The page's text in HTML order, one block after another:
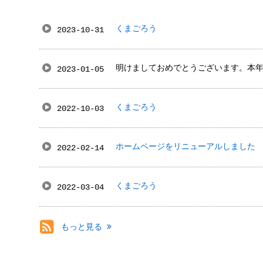
2023-10-31 くまごろう
2023-01-05 明けましておめでとうございます。本
2022-10-03 くまごろう
2022-02-14 ホームページをリニューアルしました
2022-03-04 くまごろう
もっと見る